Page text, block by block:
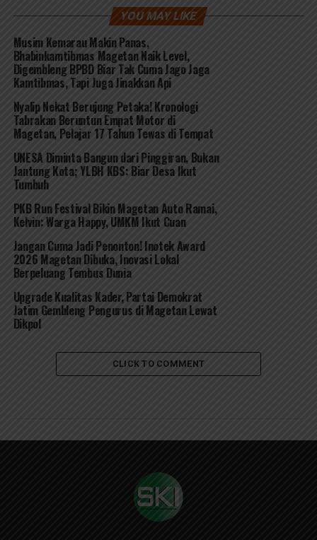
YOU MAY LIKE
Musim Kemarau Makin Panas,
Bhabinkamtibmas Magetan Naik Level,
Digembleng BPBD Biar Tak Cuma Jago Jaga
Kamtibmas, Tapi Juga Jinakkan Api
Nyalip Nekat Berujung Petaka! Kronologi
Tabrakan Beruntun Empat Motor di
Magetan, Pelajar 17 Tahun Tewas di Tempat
UNESA Diminta Bangun dari Pinggiran, Bukan
Jantung Kota; YLBH KBS: Biar Desa Ikut
Tumbuh
PKB Run Festival Bikin Magetan Auto Ramai,
Kelvin: Warga Happy, UMKM Ikut Cuan
Jangan Cuma Jadi Penonton! Inotek Award
2026 Magetan Dibuka, Inovasi Lokal
Berpeluang Tembus Dunia
Upgrade Kualitas Kader, Partai Demokrat
Jatim Gembleng Pengurus di Magetan Lewat
Dikpol
CLICK TO COMMENT